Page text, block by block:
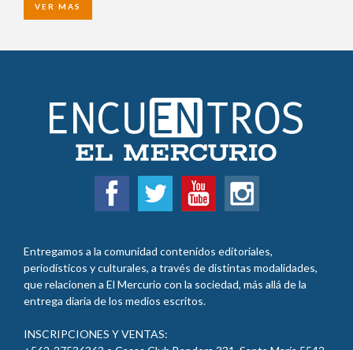
VER MAS
Entregamos a la comunidad contenidos editoriales,
periodísticos y culturales, a través de distintas modalidades,
que relacionen a El Mercurio con la sociedad, más allá de la
entrega diaria de los medios escritos.
INSCRIPCIONES Y VENTAS: